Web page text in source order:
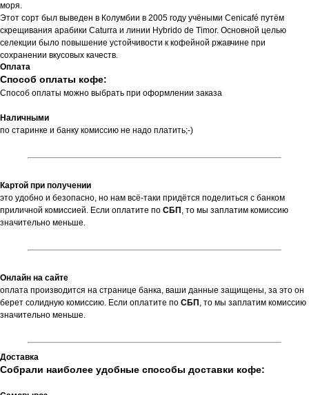
моря.
Этот сорт был выведен в Колумбии в 2005 году учёными Cenicafé путём
скрещивания арабики Caturra и линии Hybrido de Timor. Основной целью
селекции было повышение устойчивости к кофейной ржавчине при
сохранении вкусовых качеств.
Оплата
Способ оплаты кофе:
Способ оплаты можно выбрать при оформлении заказа
Наличными
по старинке и банку комиссию не надо платить;-)
Картой при получении
это удобно и безопасно, но нам всё-таки придётся поделиться с банком
приличной комиссией. Если оплатите по СБП , то мы заплатим комиссию
значительно меньше.
Онлайн на сайте
оплата производится на странице банка, ваши данные защищены, за это он
берет солидную комиссию. Если оплатите по СБП , то мы заплатим комиссию
значительно меньше.
Доставка
Собрали наиболее удобные способы доставки кофе: